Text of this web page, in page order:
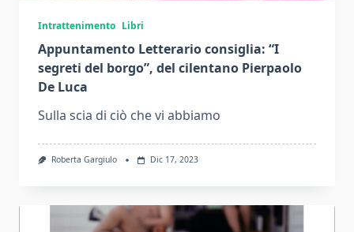
Intrattenimento Libri
Appuntamento Letterario consiglia: “I
segreti del borgo”, del cilentano Pierpaolo
De Luca
Sulla scia di ciò che vi abbiamo
Roberta Gargiulo Dic 17, 2023